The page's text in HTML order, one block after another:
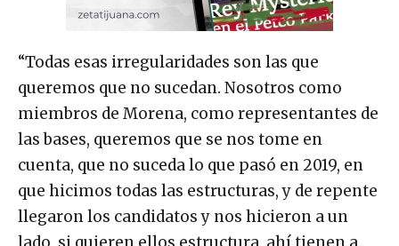
“Todas esas irregularidades son las que
queremos que no sucedan. Nosotros como
miembros de Morena, como representantes de
las bases, queremos que se nos tome en
cuenta, que no suceda lo que pasó en 2019, en
que hicimos todas las estructuras, y de repente
llegaron los candidatos y nos hicieron a un